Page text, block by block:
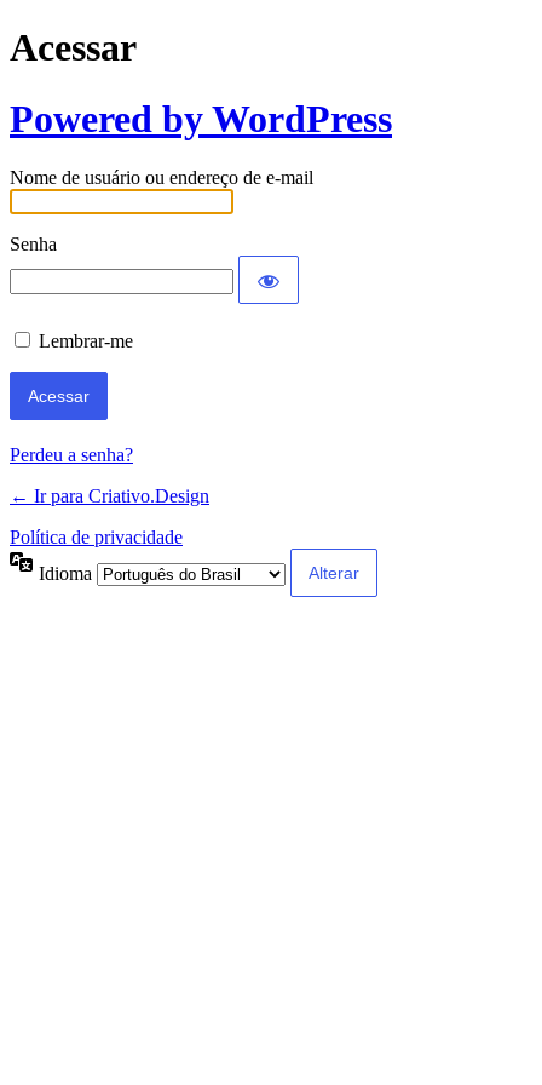
Acessar
Powered by WordPress
Nome de usuário ou endereço de e-mail
Senha
Lembrar-me
Perdeu a senha?
← Ir para Criativo.Design
Política de privacidade
Idioma